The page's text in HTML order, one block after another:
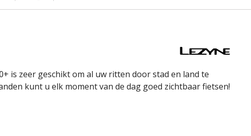
is zeer geschikt om al uw ritten door stad en land te
kunt u elk moment van de dag goed zichtbaar fietsen!